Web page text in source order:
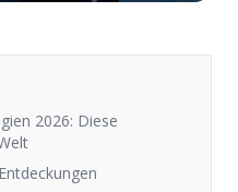
2026: Diese